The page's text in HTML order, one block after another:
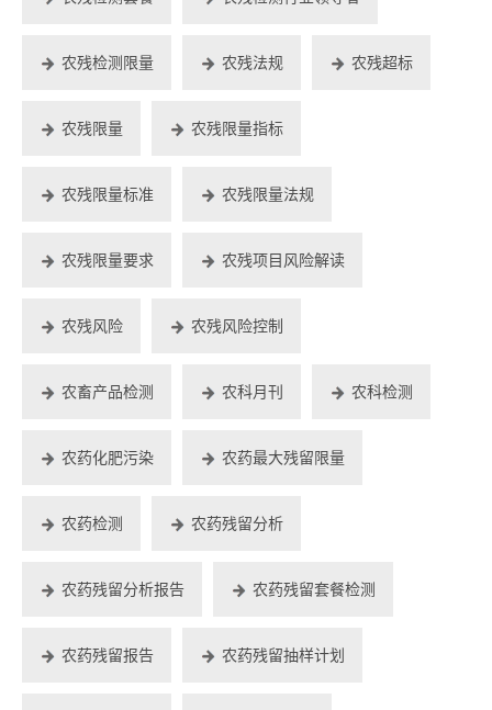
农残检测限量 农残法规 农残超标
农残限量 农残限量指标
农残限量标准 农残限量法规
农残限量要求 农残项目风险解读
农残风险 农残风险控制
农畜产品检测 农科月刊 农科检测
农药化肥污染 农药最大残留限量
农药检测 农药残留分析
农药残留分析报告 农药残留套餐检测
农药残留报告 农药残留抽样计划